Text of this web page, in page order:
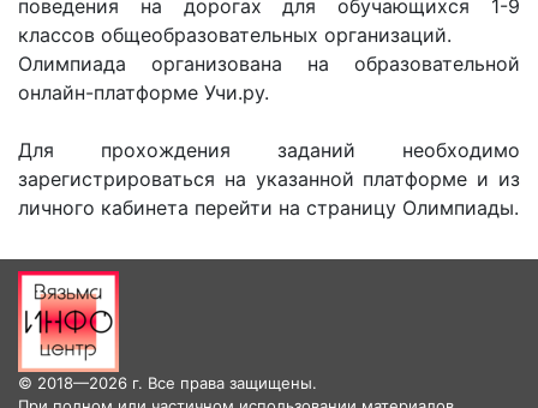
поведения на дорогах для обучающихся 1-9
классов общеобразовательных организаций.
Олимпиада организована на образовательной
онлайн-платформе Учи.ру.
Для прохождения заданий необходимо
зарегистрироваться на указанной платформе и из
личного кабинета перейти на страницу Олимпиады.
© 2018—2026 г. Все права защищены.